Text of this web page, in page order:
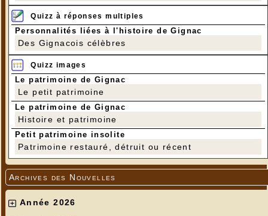
Quizz à réponses multiples
Personnalités liées à l'histoire de Gignac
Des Gignacois célèbres
Quizz images
Le patrimoine de Gignac
Le petit patrimoine
Le patrimoine de Gignac
Histoire et patrimoine
Petit patrimoine insolite
Patrimoine restauré, détruit ou récent
Archives des Nouvelles
Année 2026